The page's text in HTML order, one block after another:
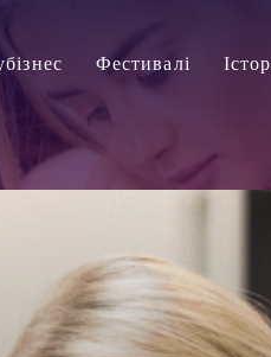
Фестивалі